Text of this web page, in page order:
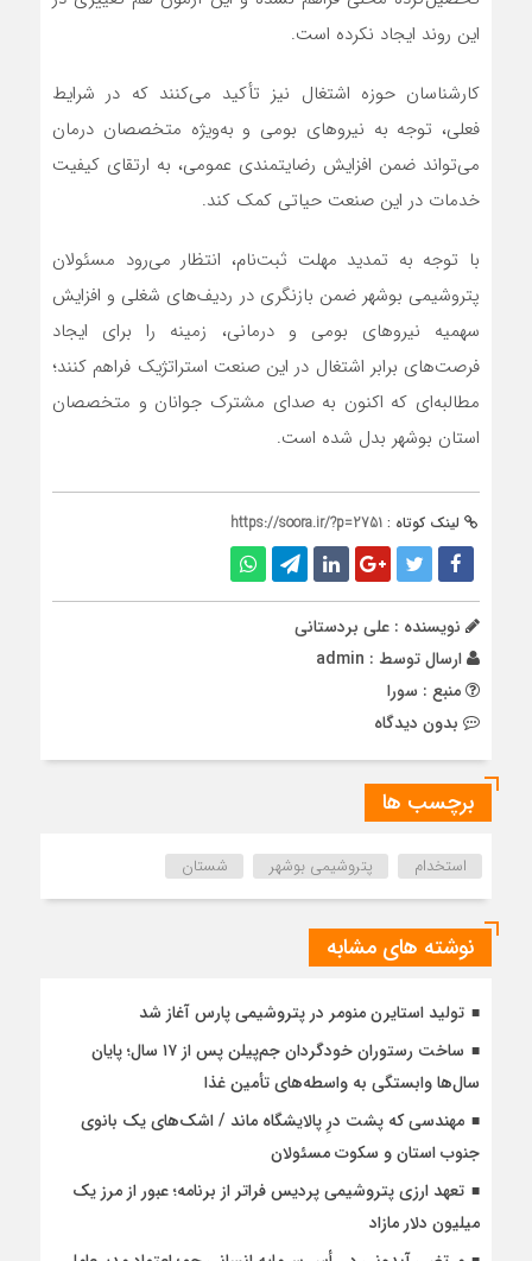
این روند ایجاد نکرده است.
کارشناسان حوزه اشتغال نیز تأکید می‌کنند که در شرایط
فعلی، توجه به نیروهای بومی و به‌ویژه متخصصان درمان
می‌تواند ضمن افزایش رضایتمندی عمومی، به ارتقای کیفیت
خدمات در این صنعت حیاتی کمک کند.
با توجه به تمدید مهلت ثبت‌نام، انتظار می‌رود مسئولان
پتروشیمی بوشهر ضمن بازنگری در ردیف‌های شغلی و افزایش
سهمیه نیروهای بومی و درمانی، زمینه را برای ایجاد
فرصت‌های برابر اشتغال در این صنعت استراتژیک فراهم کنند؛
مطالبه‌ای که اکنون به صدای مشترک جوانان و متخصصان
استان بوشهر بدل شده است.
لینک کوتاه : https://soora.ir/?p=2751
نویسنده : علی بردستانی
ارسال توسط : admin
منبع : سورا
بدون دیدگاه
برچسب ها
استخدام پتروشیمی بوشهر شستان
نوشته های مشابه
تولید استایرن منومر در پتروشیمی پارس آغاز شد
ساخت رستوران خودگردان جم‌پیلن پس از ۱۷ سال؛ پایان
سال‌ها وابستگی به واسطه‌های تأمین غذا
مهندسی که پشت درِ پالایشگاه ماند / اشک‌های یک بانوی
جنوب استان و سکوت مسئولان
تعهد ارزی پتروشیمی پردیس فراتر از برنامه؛ عبور از مرز یک
میلیون دلار مازاد